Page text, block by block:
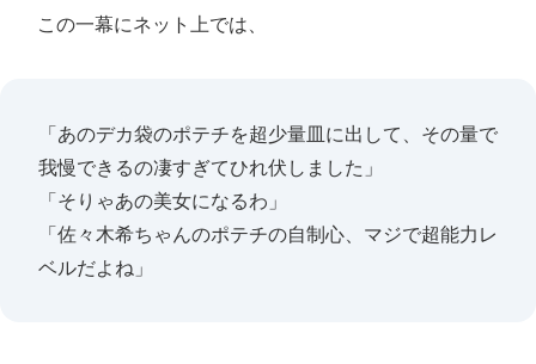
この一幕にネット上では、
「あのデカ袋のポテチを超少量皿に出して、その量で
我慢できるの凄すぎてひれ伏しました」
「そりゃあの美女になるわ」
「佐々木希ちゃんのポテチの自制心、マジで超能力レ
ベルだよね」